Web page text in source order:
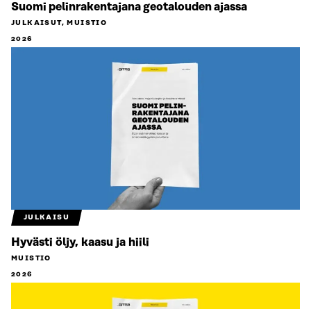
Suomi pelinrakentajana geotalouden ajassa
JULKAISUT, MUISTIO
2026
JULKAISU
Hyvästi öljy, kaasu ja hiili
MUISTIO
2026